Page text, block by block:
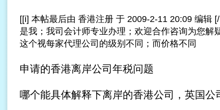
[[i] 本帖最后由 香港注册 于 2009-2-11 20:09 编辑
是我；我司会计师专业办理；欢迎合作咨询为您解
这个视每家代理公司的级别不同；而价格不同
申请的香港离岸公司年税问题
哪个能具体解释下离岸的香港公司，英国公